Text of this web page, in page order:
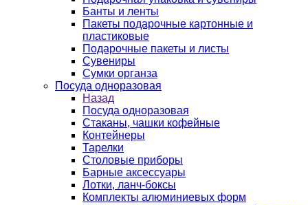
Банты и ленты
Пакеты подарочные картонные и
пластиковые
Подарочные пакеты и листы
Сувениры
Сумки органза
Посуда одноразовая
Назад
Посуда одноразовая
Стаканы, чашки кофейные
Контейнеры
Тарелки
Столовые приборы
Барные аксессуары
Лотки, ланч-боксы
Комплекты алюминиевых форм